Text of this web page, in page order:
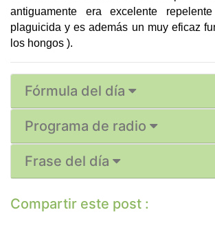
antiguamente era excelente
plaguicida y es además un muy eficaz
los hongos ).
Fórmula del día
Programa de radio
Frase del día
Compartir este post :